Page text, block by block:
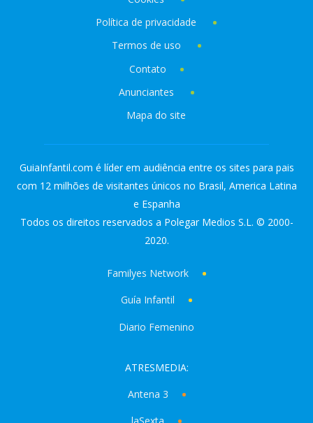
Política de privacidade
Termos de uso
Contato
Anunciantes
Mapa do site
GuiaInfantil.com é líder em audiência entre os sites para pais
com 12 milhões de visitantes únicos no Brasil, America Latina
e Espanha
Todos os direitos reservados a Polegar Medios S.L. © 2000-
2020.
Familyes Network
Guía Infantil
Diario Femenino
ATRESMEDIA:
Antena 3